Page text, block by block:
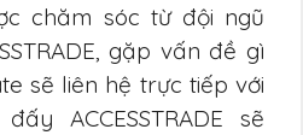
chăm sóc từ đội ngũ
gặp vấn đề gì
sẽ liên hệ trực tiếp với
đấy ACCESSTRADE sẽ